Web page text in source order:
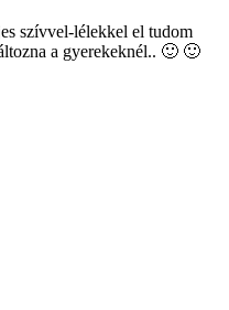
szívvel-lélekkel el tudom
a gyerekeknél.. 🙂 🙂